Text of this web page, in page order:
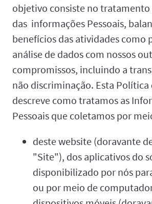
objetivo consiste no tratamento
das informações Pessoais,
benefícios das atividades como
análise de dados com nossos
compromissos, incluindo a
não discriminação. Esta Política
descreve como tratamos as
Pessoais que coletamos por
deste website (doravante
"Site"), dos aplicativos do
disponibilizado por nós
ou por meio de